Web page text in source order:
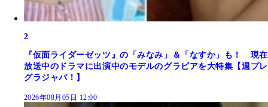
2
『仮面ライダーゼッツ』の「みなみ」＆「なすか」も！ 現在
放送中のドラマに出演中のモデルのグラビアを大特集【週プレ
グラジャパ！】
2026年08月05日 12:00